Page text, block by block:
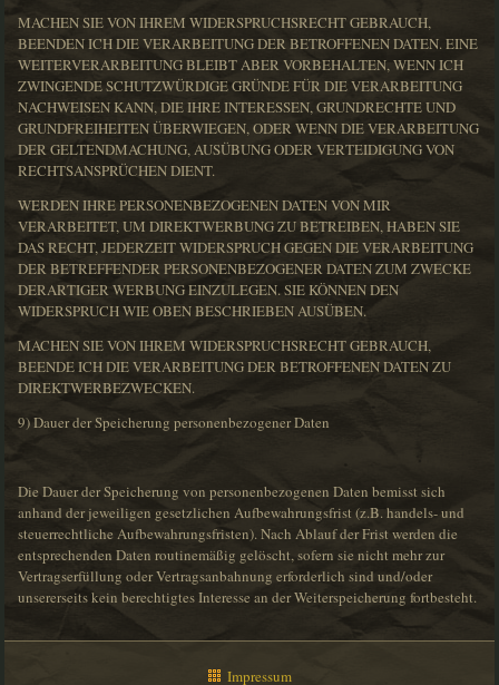
MACHEN SIE VON IHREM WIDERSPRUCHSRECHT GEBRAUCH,
BEENDEN ICH DIE VERARBEITUNG DER BETROFFENEN DATEN. EINE
WEITERVERARBEITUNG BLEIBT ABER VORBEHALTEN, WENN ICH
ZWINGENDE SCHUTZWÜRDIGE GRÜNDE FÜR DIE VERARBEITUNG
NACHWEISEN KANN, DIE IHRE INTERESSEN, GRUNDRECHTE UND
GRUNDFREIHEITEN ÜBERWIEGEN, ODER WENN DIE VERARBEITUNG
DER GELTENDMACHUNG, AUSÜBUNG ODER VERTEIDIGUNG VON
RECHTSANSPRÜCHEN DIENT.
WERDEN IHRE PERSONENBEZOGENEN DATEN VON MIR
VERARBEITET, UM DIREKTWERBUNG ZU BETREIBEN, HABEN SIE
DAS RECHT, JEDERZEIT WIDERSPRUCH GEGEN DIE VERARBEITUNG
DER BETREFFENDER PERSONENBEZOGENER DATEN ZUM ZWECKE
DERARTIGER WERBUNG EINZULEGEN. SIE KÖNNEN DEN
WIDERSPRUCH WIE OBEN BESCHRIEBEN AUSÜBEN.
MACHEN SIE VON IHREM WIDERSPRUCHSRECHT GEBRAUCH,
BEENDE ICH DIE VERARBEITUNG DER BETROFFENEN DATEN ZU
DIREKTWERBEZWECKEN.
9) Dauer der Speicherung personenbezogener Daten
Die Dauer der Speicherung von personenbezogenen Daten bemisst sich
anhand der jeweiligen gesetzlichen Aufbewahrungsfrist (z.B. handels- und
steuerrechtliche Aufbewahrungsfristen). Nach Ablauf der Frist werden die
entsprechenden Daten routinemäßig gelöscht, sofern sie nicht mehr zur
Vertragserfüllung oder Vertragsanbahnung erforderlich sind und/oder
unsererseits kein berechtigtes Interesse an der Weiterspeicherung fortbesteht.
Impressum